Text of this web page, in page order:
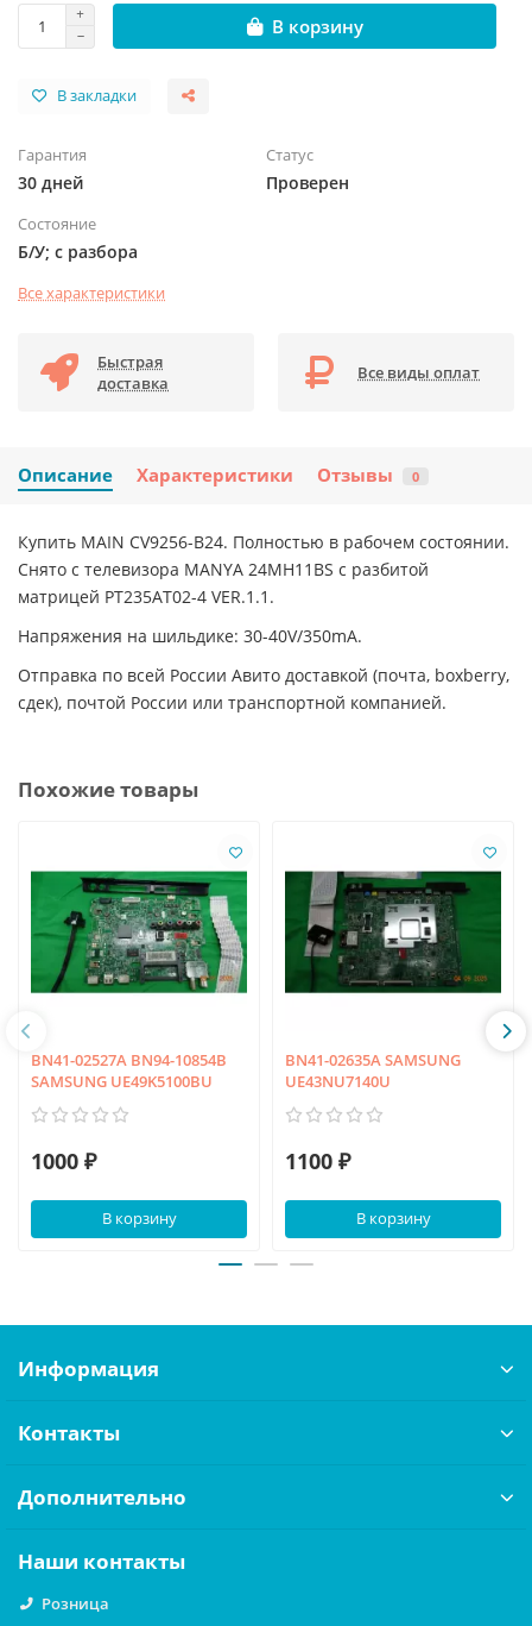
В корзину
В закладки
Гарантия
30 дней
Статус
Проверен
Состояние
Б/У; с разбора
Все характеристики
Быстрая
доставка
Все виды оплат
Описание Характеристики Отзывы 0
Купить MAIN CV9256-B24. Полностью в рабочем состоянии.
Снято с телевизора MANYA 24MH11BS с разбитой
матрицей PT235AT02-4 VER.1.1.
Напряжения на шильдике: 30-40V/350mA.
Отправка по всей России Авито доставкой (почта, boxberry,
сдек), почтой России или транспортной компанией.
Похожие товары
BN41-02527A BN94-10854B
SAMSUNG UE49K5100BU
1000 ₽
В корзину
BN41-02635A SAMSUNG
UE43NU7140U
1100 ₽
В корзину
Информация
Контакты
Дополнительно
Наши контакты
Розница